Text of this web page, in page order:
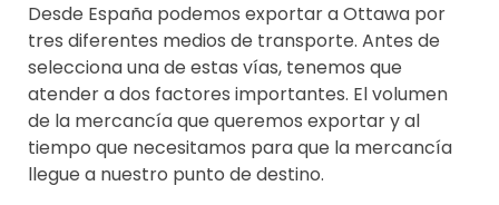
Desde España podemos exportar a Ottawa por
tres diferentes medios de transporte. Antes de
selecciona una de estas vías, tenemos que
atender a dos factores importantes. El volumen
de la mercancía que queremos exportar y al
tiempo que necesitamos para que la mercancía
llegue a nuestro punto de destino.